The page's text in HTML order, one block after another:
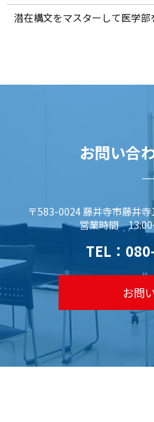
潜在構文をマスターして医学部
お問い合
〒583-0024 藤井寺市藤井
営業時間 13:00
TEL：
お問